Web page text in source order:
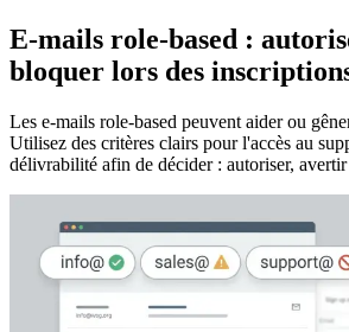
E-mails role-based :
bloquer lors des
Les e-mails role-based peuvent aider ou
Utilisez des critères clairs pour l'accès au
délivrabilité afin de décider : autoriser,